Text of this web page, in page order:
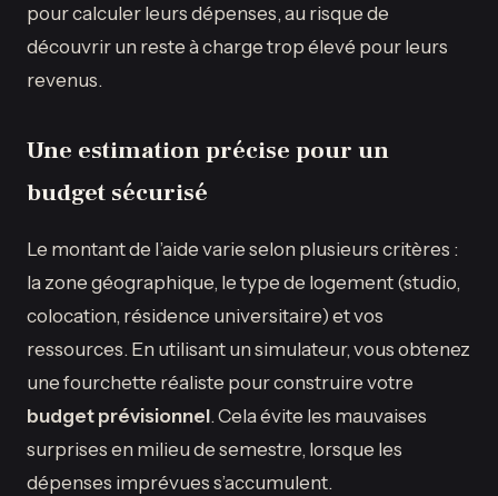
pour calculer leurs dépenses, au risque de
découvrir un reste à charge trop élevé pour leurs
revenus.
Une estimation précise pour un
budget sécurisé
Le montant de l’aide varie selon plusieurs critères :
la zone géographique, le type de logement (studio,
colocation, résidence universitaire) et vos
ressources. En utilisant un simulateur, vous obtenez
une fourchette réaliste pour construire votre
budget prévisionnel. Cela évite les mauvaises
surprises en milieu de semestre, lorsque les
dépenses imprévues s’accumulent.